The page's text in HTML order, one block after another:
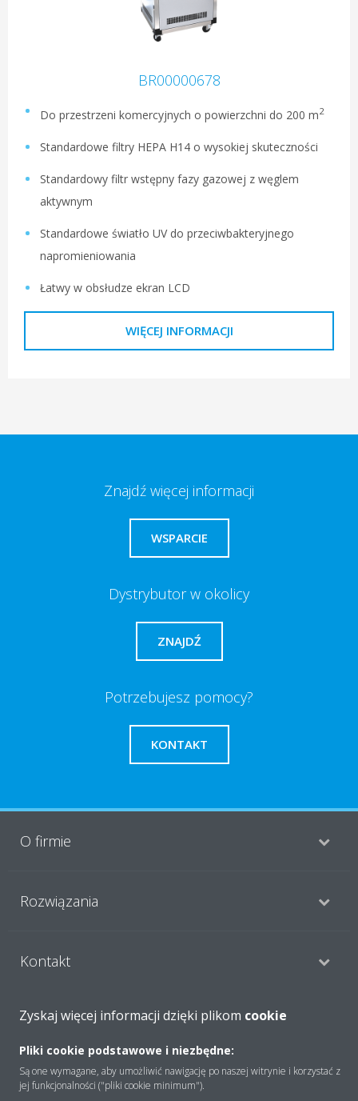
BR00000678
Do przestrzeni komercyjnych o powierzchni do 200 m2
Standardowe filtry HEPA H14 o wysokiej skuteczności
Standardowy filtr wstępny fazy gazowej z węglem
aktywnym
Standardowe światło UV do przeciwbakteryjnego
napromieniowania
Łatwy w obsłudze ekran LCD
WIĘCEJ INFORMACJI
Znajdź więcej informacji
WSPARCIE
Dystrybutor w okolicy
ZNAJDŹ
Potrzebujesz pomocy?
KONTAKT
O firmie
Rozwiązania
Kontakt
Produkty
Copyright © Daikin
Zyskaj więcej informacji dzięki plikom cookie
Pliki cookie podstawowe i niezbędne:
Są one wymagane, aby umożliwić nawigację po naszej witrynie i korzystać z
jej funkcjonalności ("pliki cookie minimum").